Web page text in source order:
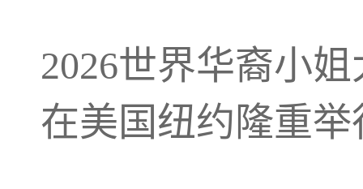
2026世界华裔小
在美国纽约隆重举